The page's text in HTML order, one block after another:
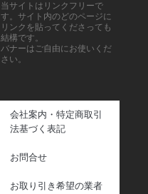
当サイトはリンクフリーで
す。サイト内のどのページに
リンクを貼ってくださっても
結構です。
バナーはご自由にお使いくだ
さい。
会社案内・特定商取引
法基づく表記
お問合せ
お取り引き希望の業者